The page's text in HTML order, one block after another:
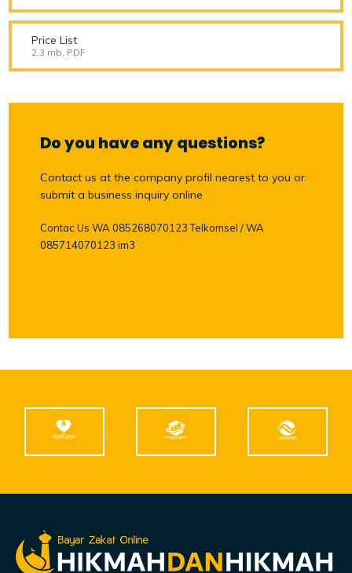
Price List
2.3 mb, PDF
Do you have any questions?
Contact us at the company profil nearest to you or
submit a business inquiry online
Contac Us WA 085268070123 Telkomsel / WA
085714070123 im3